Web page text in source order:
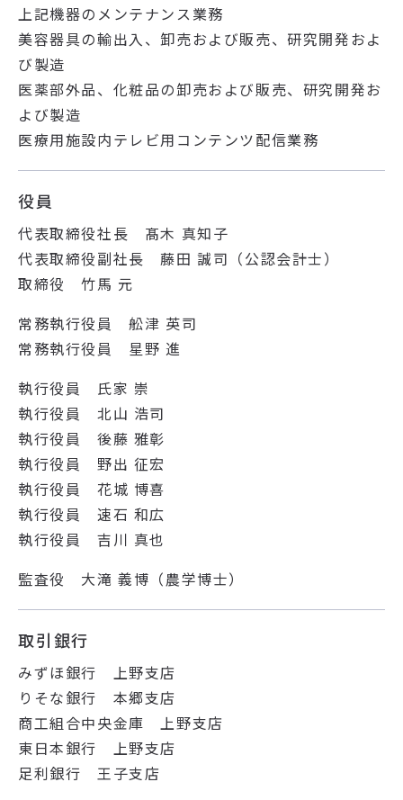
上記機器のメンテナンス業務
美容器具の輸出入、卸売および販売、研究開発およ
び製造
医薬部外品、化粧品の卸売および販売、研究開発お
よび製造
医療用施設内テレビ用コンテンツ配信業務
役員
代表取締役社長 髙木 真知子
代表取締役副社長 藤田 誠司（公認会計士）
取締役 竹馬 元
常務執行役員 舩津 英司
常務執行役員 星野 進
執行役員 氏家 崇
執行役員 北山 浩司
執行役員 後藤 雅彰
執行役員 野出 征宏
執行役員 花城 博喜
執行役員 速石 和広
執行役員 吉川 真也
監査役 大滝 義博（農学博士）
取引銀行
みずほ銀行 上野支店
りそな銀行 本郷支店
商工組合中央金庫 上野支店
東日本銀行 上野支店
足利銀行 王子支店